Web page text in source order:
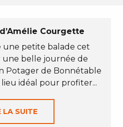
Courgette
une petite balade cet
une belle journée de
Potager de Bonnétable
lieu idéal pour profiter...
LA SUITE